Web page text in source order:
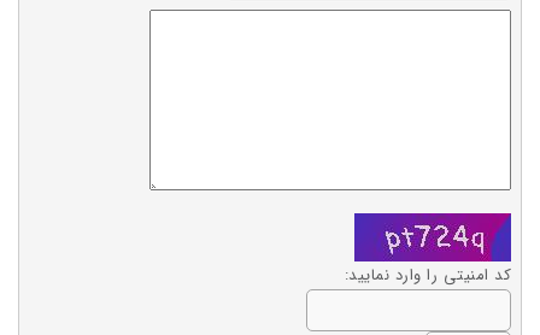
کد امنیتی را وارد نمایید: